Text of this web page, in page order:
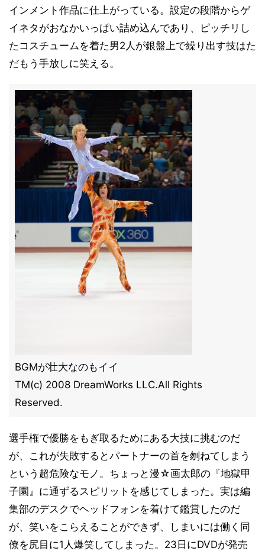
インメント作品に仕上がっている。設定の段階からゲ
イネタがおなかいっぱい詰め込んであり、ピッチリし
たコスチュームを着た男2人が銀盤上で繰り出す技はた
だもう手放しに笑える。
BGMが壮大なのもイイ
TM(c) 2008 DreamWorks LLC.All Rights
Reserved.
選手権で優勝をもぎ取るためにある大技に挑むのだ
が、これが失敗するとパートナーの首を刎ねてしまう
という超危険なモノ。ちょっと漫☆画太郎の『地獄甲
子園』に通ずるスピリットを感じてしまった。実は編
集部のデスクでヘッドフォンを着けて鑑賞したのだ
が、笑いをこらえることができず、しまいには働く同
僚を尻目に1人爆笑してしまった。23日にDVDが発売